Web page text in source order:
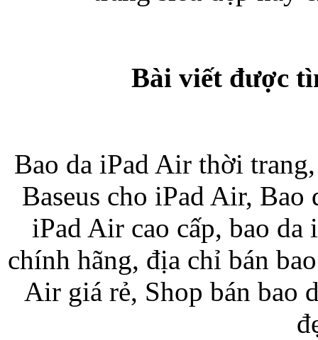
Bao da
Bài viết được
Bao da iPad Air thời
Baseus cho iPad Air,
iPad Air cao cấp, bao
chính hãng, địa chỉ bán
Air giá rẻ, Shop bán bao